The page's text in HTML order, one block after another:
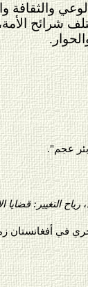
والثقافة
الأمة،
عجم".
رياح التغيير: قضايا
يجري في